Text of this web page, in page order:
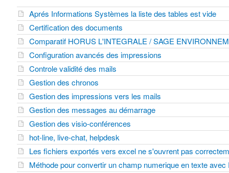
Aprés Informations Systèmes la liste des tables est vide
Certification des documents
Comparatif HORUS L'INTEGRALE / SAGE
Configuration avancés des impressions
Controle validité des mails
Gestion des chronos
Gestion des impressions vers les mails
Gestion des messages au démarrage
Gestion des visio-conférences
hot-line, live-chat, helpdesk
Les fichiers exportés vers excel ne s'ouvrent pas
Méthode pour convertir un champ numerique en texte avec